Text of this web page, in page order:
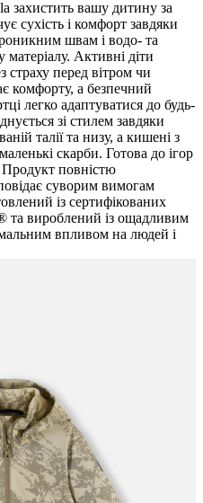
захистить вашу дитину за
сухість і комфорт завдяки
швам і водо- та
Активні діти
страху перед вітром чи
комфорту, а безпечний
легко адаптуватися до будь-
зі стилем завдяки
талії та низу, а кишені з
скарби. Готова до ігор
Продукт повністю
суворим вимогам
із сертифікованих
та вироблений із ощадливим
впливом на людей і